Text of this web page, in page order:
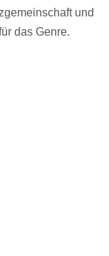
und
das Genre.